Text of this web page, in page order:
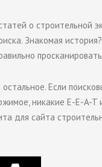
о строительной
Знакомая
Если
никакие E-E-A-T
для сайта